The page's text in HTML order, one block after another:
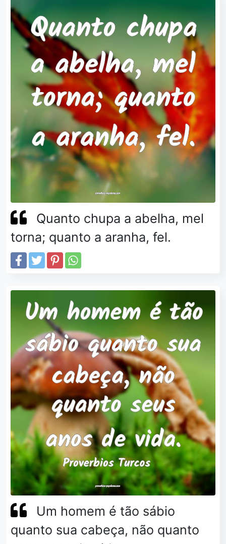
Quanto chupa a abelha, mel
torna; quanto a aranha, fel.
Um homem é tão sábio
quanto sua cabeça, não quanto